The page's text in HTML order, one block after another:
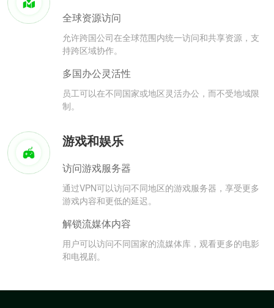
全球资源访问
允许跨国公司在全球范围内统一访问和共享资源，支
持跨区域协作。
多国办公灵活性
员工可以在不同国家或地区灵活办公，而不受地域限
制。
游戏和娱乐
访问游戏服务器
通过VPN可以访问不同地区的游戏服务器，享受更多
游戏内容和更低的延迟。
解锁流媒体内容
用户可以访问不同国家的流媒体库，观看更多的电影
和电视剧。